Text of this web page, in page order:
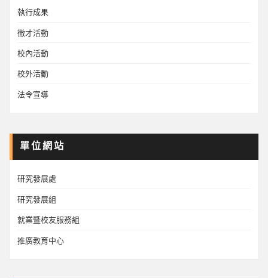
執行成果
徵才活動
校內活動
校外活動
法令宣導
單位網站
研究發展處
研究發展組
就業暨校友服務組
推廣教育中心